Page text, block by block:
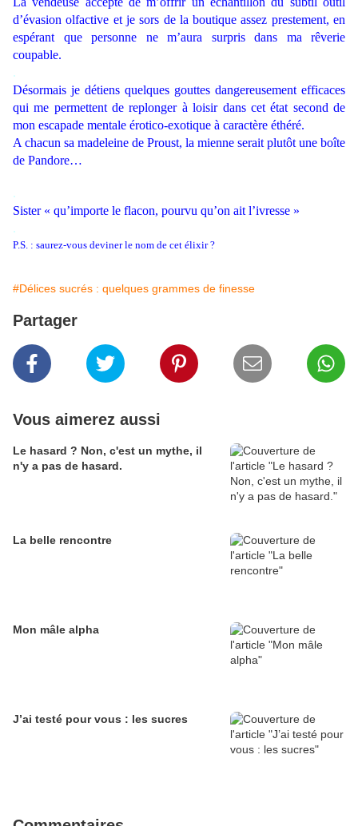
d’évasion olfactive et je sors de la boutique assez prestement, en
espérant que personne ne m’aura surpris dans ma rêverie
coupable.
.
Désormais je détiens quelques gouttes dangereusement efficaces
qui me permettent de replonger à loisir dans cet état second de
mon escapade mentale érotico-exotique à caractère éthéré.
A chacun sa madeleine de Proust, la mienne serait plutôt une boîte
de Pandore…
.
Sister « qu’importe le flacon, pourvu qu’on ait l’ivresse »
.
P.S. : saurez-vous deviner le nom de cet élixir ?
#Délices sucrés : quelques grammes de finesse
Partager
Vous aimerez aussi
Le hasard ? Non, c'est un mythe, il
n'y a pas de hasard.
La belle rencontre
Mon mâle alpha
J’ai testé pour vous : les sucres